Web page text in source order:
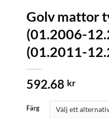
Golv mattor
(01.2006-
(01.2011-
592.68 kr
Färg